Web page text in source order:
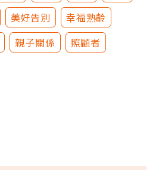
美好告別
幸福熟齡
親子關係
照顧者